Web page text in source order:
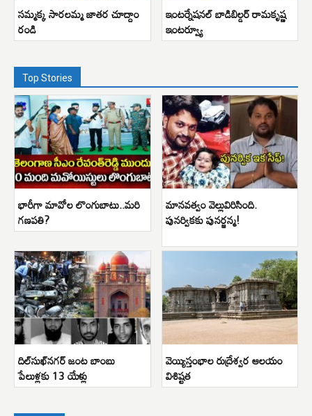
సమ్మక్క సారలమ్మ జాతర చూద్దాం
రండి
ఇంటర్నేషనల్ బాడిబిల్డర్ రామకృష్ణ
ఇంటర్వ్యూ
Top Stories
భారీగా మావోల లొంగుబాటు..మరి
గణపతి?
మానవత్వం వెల్లువిరిసింది.
పునర్వికకు పునర్జన్మ!
దిల్‌సుఖ్‌నగర్ జంట బాంబు
పేలుళ్లకు 13 యేళ్లు
వెయ్యిస్తంభాల రుద్రేశ్వర ఆలయం
విశిష్టత